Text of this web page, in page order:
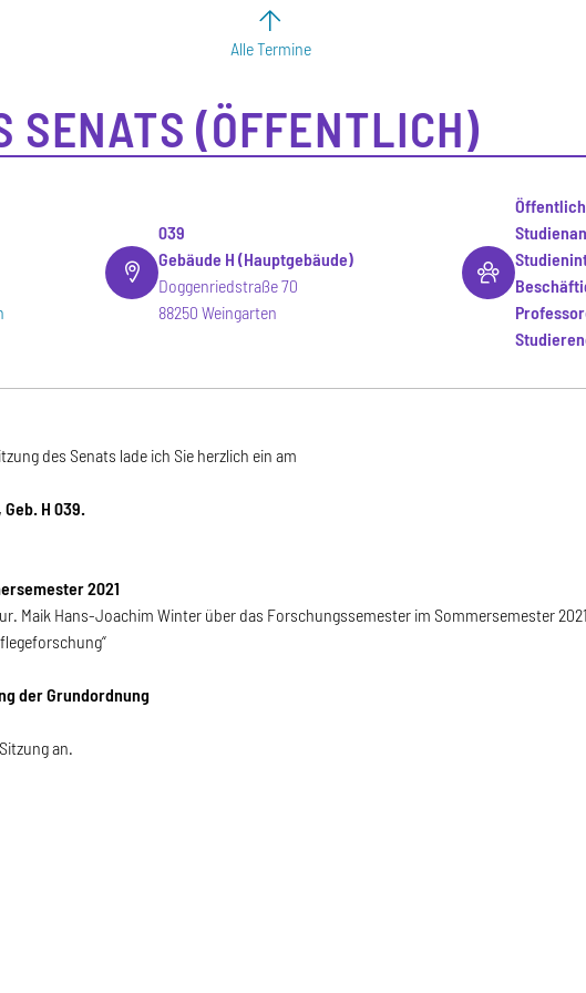
Alle Termine
SENATS (ÖFFENTLICH)
039
Gebäude H (Hauptgebäude)
Doggenriedstraße 70
88250 Weingarten
des Senats lade ich Sie herzlich ein am
H 039.
2021
Maik Hans-Joachim Winter über das Forschungssemester im Sommersemester
der Grundordnung
an.